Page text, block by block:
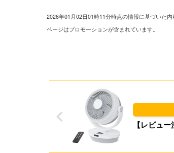
2026年01月02日01時11分時点の情報に基づいた
ページはプロモーションが含まれています。
【レビュ